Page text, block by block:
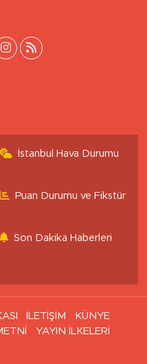
İstanbul Hava Durumu
Puan Durumu ve Fikstür
Son Dakika Haberleri
İLETİŞİM
KÜNYE
YAYIN İLKELERİ